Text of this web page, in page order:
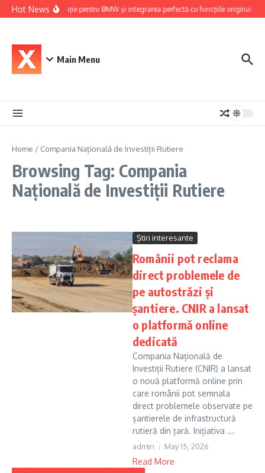
Skip to content
Hot NewsNavigație pentru BMW și integrarea perfectă cu funcțiile originale
Main Menu
Home / Compania Națională de Investiții Rutiere
Browsing Tag: Compania
Națională de Investiții Rutiere
Știri interesante
Românii pot reclama
direct problemele de
pe autostrăzi și
șantiere. CNIR a lansat
o platformă online
dedicată
Compania Națională de
Investiții Rutiere (CNIR) a lansat
o nouă platformă online prin
care românii pot semnala
direct problemele observate pe
șantierele de infrastructură
rutieră din țară. Inițiativa ...
admin May 15, 2026
Read More